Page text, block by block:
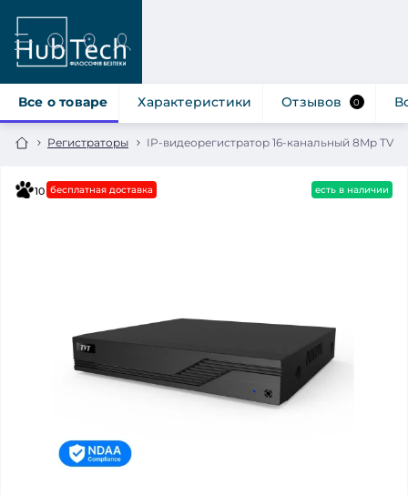
Регистраторы IP-видеорегистратор 16-канальный 8Mp TVT
Все о товаре Характеристики Отзывов 0
10 бесплатная доставка есть в наличии